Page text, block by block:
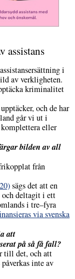
assistans
i
av verkligheten.
kriminalitet
och de har
går vi ut i
eller
bilden av all
från
sägs det att en
och deltagit i ett
i tre–fyra
via svenska
att
på så få fall?
till det, och att
inte av